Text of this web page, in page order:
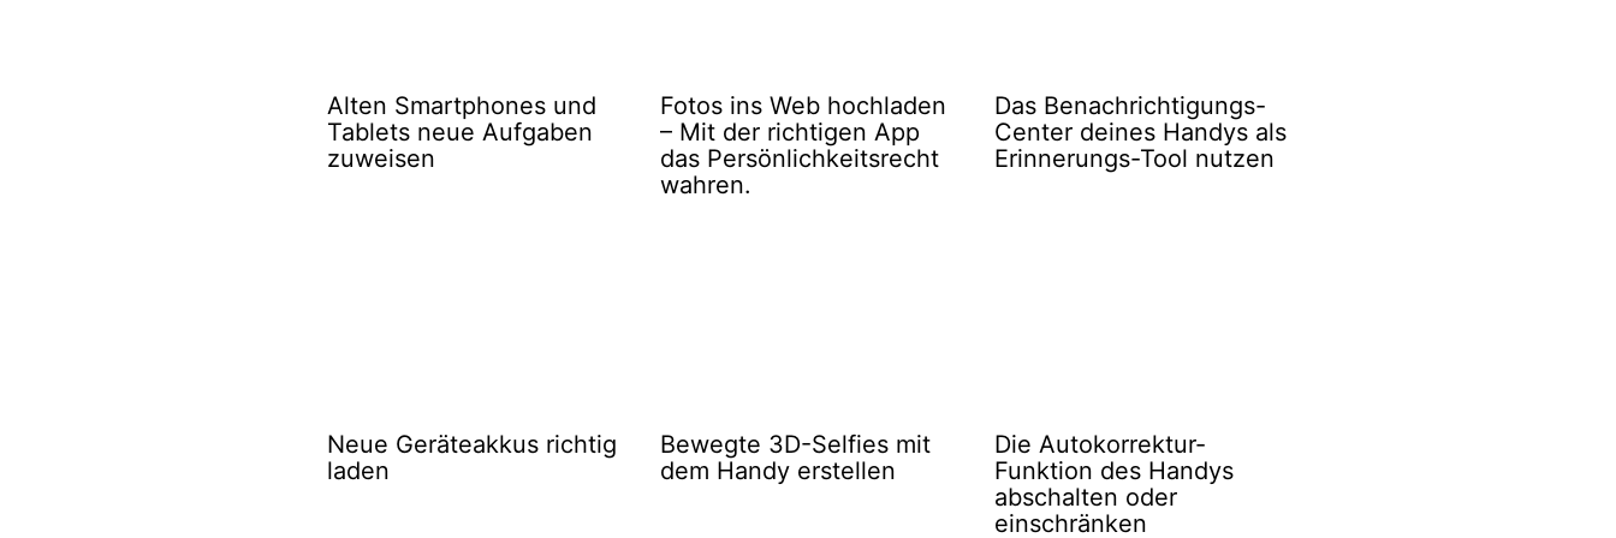
Alten Smartphones und
Tablets neue Aufgaben
zuweisen
Fotos ins Web hochladen
– Mit der richtigen App
das Persönlichkeitsrecht
wahren.
Das Benachrichtigungs-
Center deines Handys als
Erinnerungs-Tool nutzen
Neue Geräteakkus richtig
laden
Bewegte 3D-Selfies mit
dem Handy erstellen
Die Autokorrektur-
Funktion des Handys
abschalten oder
einschränken